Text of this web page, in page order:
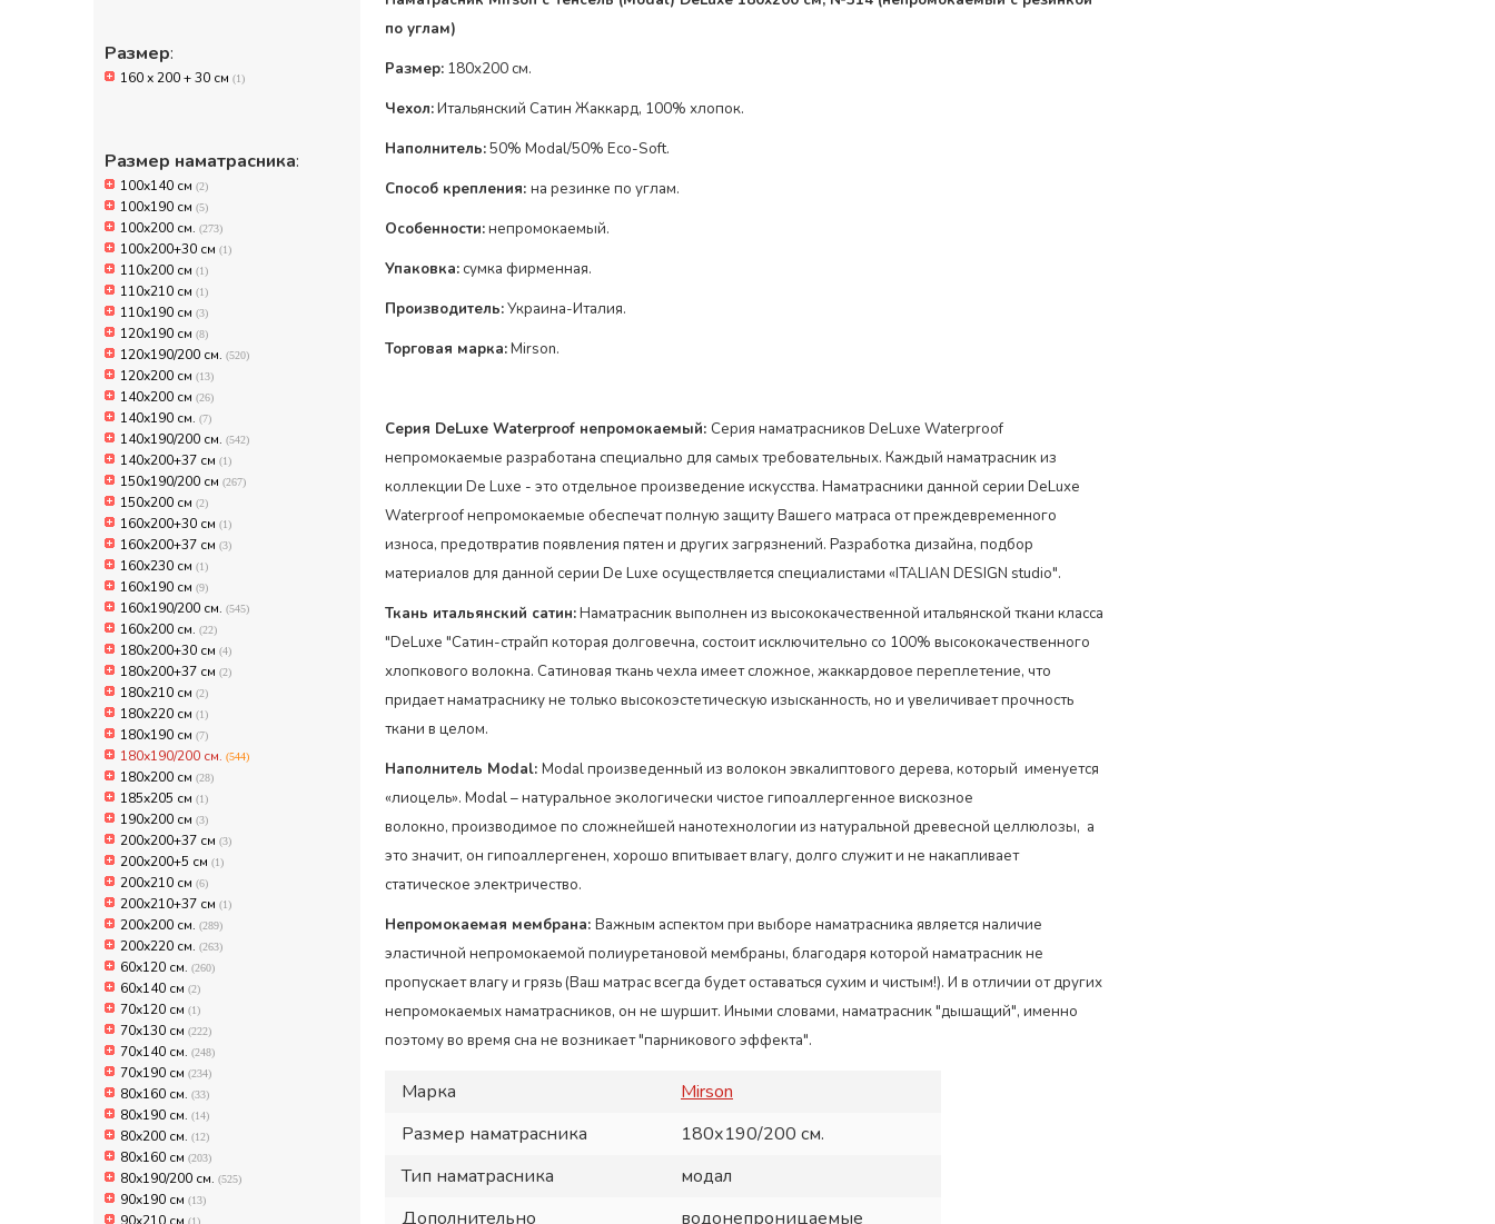
Размер:
160 х 200 + 30 см (1)
Размер наматрасника:
100x140 см (2)
100х190 см (5)
100х200 см. (273)
100х200+30 см (1)
110x200 см (1)
110x210 см (1)
110х190 см (3)
120х190 см (8)
120х190/200 см. (520)
120х200 см (13)
140x200 см (26)
140х190 см. (7)
140х190/200 см. (542)
140х200+37 см (1)
150х190/200 см (267)
150х200 см (2)
160x200+30 см (1)
160x200+37 см (3)
160x230 см (1)
160х190 см (9)
160х190/200 см. (545)
160х200 см. (22)
180x200+30 см (4)
180x200+37 см (2)
180x210 см (2)
180x220 см (1)
180х190 см (7)
180х190/200 см. (544)
180х200 см (28)
185x205 см (1)
190x200 см (3)
200x200+37 см (3)
200x200+5 см (1)
200x210 см (6)
200x210+37 см (1)
200х200 см. (289)
200х220 см. (263)
60x120 см. (260)
60x140 см (2)
70x120 см (1)
70x130 см (222)
70х140 см. (248)
70х190 см (234)
80x160 см. (33)
80x190 см. (14)
80x200 см. (12)
80х160 см (203)
80х190/200 см. (525)
90x190 см (13)
(1)
по углам)
Размер: 180x200 см.
Чехол:Итальянский Сатин Жаккард, 100% хлопок.
Наполнитель:50% Modal/50% Eco-Soft.
Способ крепления: на резинке по углам.
Особенности:непромокаемый.
Упаковка: сумка фирменная.
Производитель:Украина-Италия.
Торговая марка:Mirson.
Серия DeLuxe Waterproof непромокаемый: Серия наматрасников DeLuxe Waterproof
непромокаемые разработана специально для самых требовательных. Каждый наматрасник из
коллекции De Luxe - это отдельное произведение искусства. Наматрасники данной серии DeLuxe
Waterproof непромокаемые обеспечат полную защиту Вашего матраса от преждевременного
износа, предотвратив появления пятен и других загрязнений. Разработка дизайна, подбор
материалов для данной серии De Luxe осуществляется специалистами «ITALIAN DESIGN studio".
Ткань итальянский сатин:Наматрасник выполнен из высококачественной итальянской ткани класса
"DeLuxe "Сатин-страйп которая долговечна, состоит исключительно со 100% высококачественного
хлопкового волокна. Сатиновая ткань чехла имеет сложное, жаккардовое переплетение, что
придает наматраснику не только высокоэстетическую изысканность, но и увеличивает прочность
ткани в целом.
Наполнитель Modal: Modal произведенный из волокон эвкалиптового дерева, который именуется
«лиоцель». Modal – натуральное экологически чистое гипоаллергенное вискозное
волокно, производимое по сложнейшей нанотехнологии из натуральной древесной целлюлозы, а
это значит, он гипоаллергенен, хорошо впитывает влагу, долго служит и не накапливает
статическое электричество.
Непромокаемая мембрана: Важным аспектом при выборе наматрасника является наличие
эластичной непромокаемой полиуретановой мембраны, благодаря которой наматрасник не
пропускает влагу и грязь (Ваш матрас всегда будет оставаться сухим и чистым!). И в отличии от других
непромокаемых наматрасников, он не шуршит. Иными словами, наматрасник "дышащий", именно
поэтому во время сна не возникает "парникового эффекта".
Марка
Mirson
Размер наматрасника
180х190/200 см.
Тип наматрасника
модал
Дополнительно
водонепроницаемые